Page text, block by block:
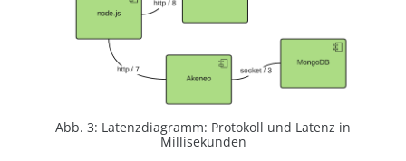
Abb. 3: Latenzdiagramm: Protokoll und Latenz in
Millisekunden